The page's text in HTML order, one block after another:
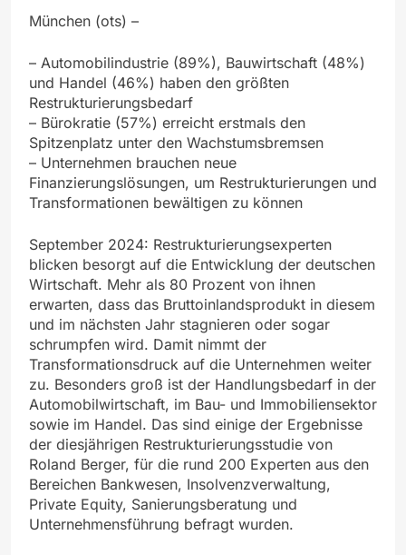
München (ots) –
– Automobilindustrie (89%), Bauwirtschaft (48%)
und Handel (46%) haben den größten
Restrukturierungsbedarf
– Bürokratie (57%) erreicht erstmals den
Spitzenplatz unter den Wachstumsbremsen
– Unternehmen brauchen neue
Finanzierungslösungen, um Restrukturierungen und
Transformationen bewältigen zu können
September 2024: Restrukturierungsexperten
blicken besorgt auf die Entwicklung der deutschen
Wirtschaft. Mehr als 80 Prozent von ihnen
erwarten, dass das Bruttoinlandsprodukt in diesem
und im nächsten Jahr stagnieren oder sogar
schrumpfen wird. Damit nimmt der
Transformationsdruck auf die Unternehmen weiter
zu. Besonders groß ist der Handlungsbedarf in der
Automobilwirtschaft, im Bau- und Immobiliensektor
sowie im Handel. Das sind einige der Ergebnisse
der diesjährigen Restrukturierungsstudie von
Roland Berger, für die rund 200 Experten aus den
Bereichen Bankwesen, Insolvenzverwaltung,
Private Equity, Sanierungsberatung und
Unternehmensführung befragt wurden.